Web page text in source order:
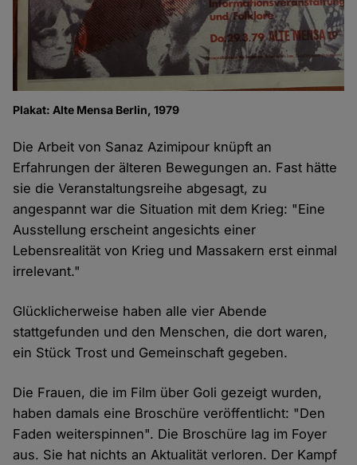
Plakat: Alte Mensa Berlin, 1979
Die Arbeit von Sanaz Azimipour knüpft an
Erfahrungen der älteren Bewegungen an. Fast hätte
sie die Veranstaltungsreihe abgesagt, zu
angespannt war die Situation mit dem Krieg: "Eine
Ausstellung erscheint angesichts einer
Lebensrealität von Krieg und Massakern erst einmal
irrelevant."
Glücklicherweise haben alle vier Abende
stattgefunden und den Menschen, die dort waren,
ein Stück Trost und Gemeinschaft gegeben.
Die Frauen, die im Film über Goli gezeigt wurden,
haben damals eine Broschüre veröffentlicht: "Den
Faden weiterspinnen". Die Broschüre lag im Foyer
aus. Sie hat nichts an Aktualität verloren. Der Kampf
Cookies